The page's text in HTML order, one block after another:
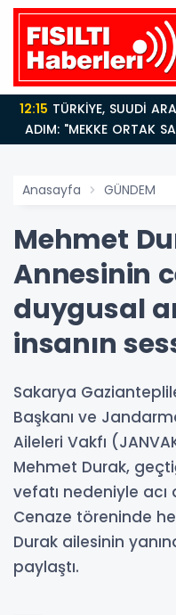
12:15
ADIM: "MEKKE ORTAK
Anasayfa GÜNDEM
Mehmet
Annesinin
duygusal
insanın
Sakarya
Başkanı ve
Aileleri Vakfı
Mehmet Durak,
vefatı nedeniyle acı
Cenaze töreninde
Durak ailesinin
paylaştı.